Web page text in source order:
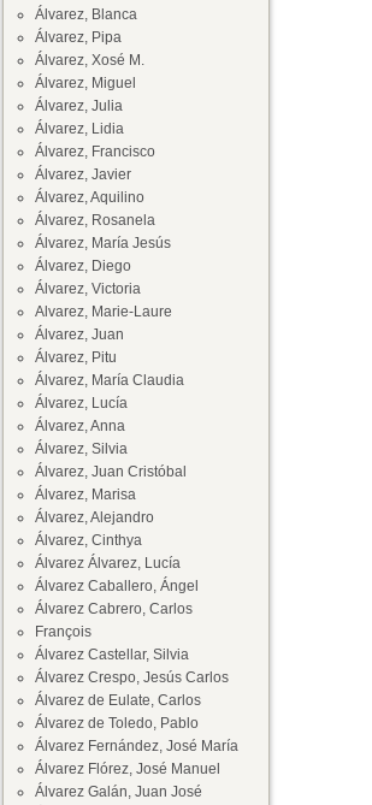
Álvarez, Blanca
Álvarez, Pipa
Álvarez, Xosé M.
Álvarez, Miguel
Álvarez, Julia
Álvarez, Lidia
Álvarez, Francisco
Álvarez, Javier
Álvarez, Aquilino
Álvarez, Rosanela
Álvarez, María Jesús
Álvarez, Diego
Álvarez, Victoria
Alvarez, Marie-Laure
Álvarez, Juan
Álvarez, Pitu
Álvarez, María Claudia
Álvarez, Lucía
Álvarez, Anna
Álvarez, Silvia
Álvarez, Juan Cristóbal
Álvarez, Marisa
Álvarez, Alejandro
Álvarez, Cinthya
Álvarez Álvarez, Lucía
Álvarez Caballero, Ángel
Álvarez Cabrero, Carlos
François
Álvarez Castellar, Silvia
Álvarez Crespo, Jesús Carlos
Álvarez de Eulate, Carlos
Álvarez de Toledo, Pablo
Álvarez Fernández, José María
Álvarez Flórez, José Manuel
Álvarez Galán, Juan José